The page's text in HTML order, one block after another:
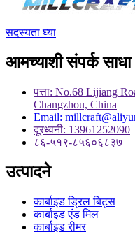
सदस्यता घ्या
आमच्याशी संपर्क साधा
पत्ता: No.68 Lijiang
Changzhou, China
Email:
दूरध्वनी: 13961252090
८६-५१९-८५६०६८३७
उत्पादने
कार्बाइड ड्रिल बिट्स
कार्बाइड एंड मिल
कार्बाइड रीमर